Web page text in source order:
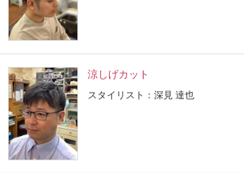
涼しげカット
スタイリスト：深見 達也